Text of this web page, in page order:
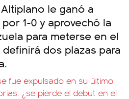
le ganó a
1-0 y aprovechó la
para meterse en el
dos plazas para
fue expulsado en su último
¿se pierde el debut en el